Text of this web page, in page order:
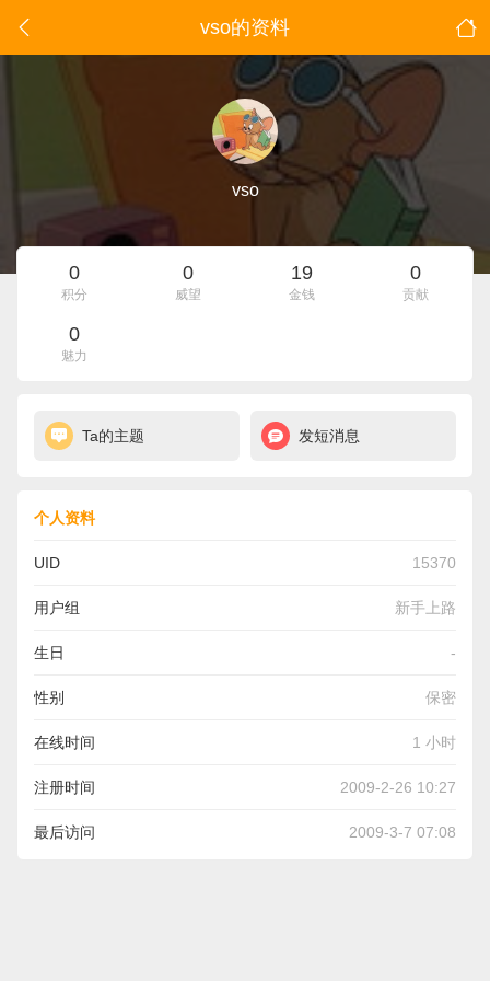
vso的资料
vso
0
积分
0
威望
19
金钱
0
贡献
0
魅力
Ta的主题 发短消息
个人资料
UID 15370
用户组 新手上路
生日 -
性别 保密
在线时间 1 小时
注册时间 2009-2-26 10:27
最后访问 2009-3-7 07:08